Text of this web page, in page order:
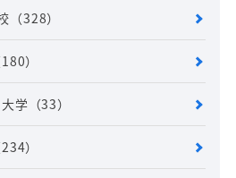
（328）
180）
学 （33）
234）